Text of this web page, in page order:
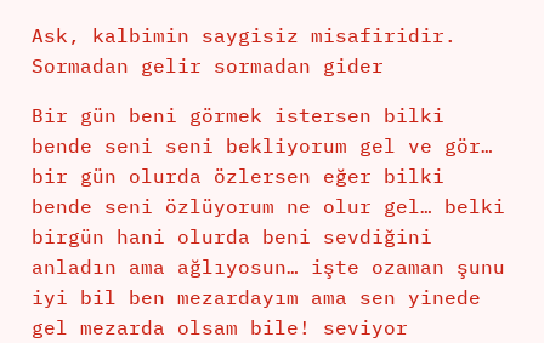
Ask, kalbimin saygisiz misafiridir.
Sormadan gelir sormadan gider
Bir gün beni görmek istersen bilki
bende seni seni bekliyorum gel ve gör…
bir gün olurda özlersen eğer bilki
bende seni özlüyorum ne olur gel… belki
birgün hani olurda beni sevdiğini
anladın ama ağlıyosun… işte ozaman şunu
iyi bil ben mezardayım ama sen yinede
gel mezarda olsam bile! seviyor